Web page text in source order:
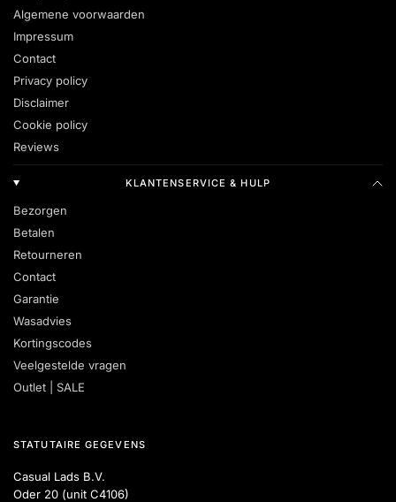
Algemene voorwaarden
Impressum
Contact
Privacy policy
Disclaimer
Cookie policy
Reviews
KLANTENSERVICE & HULP
Bezorgen
Betalen
Retourneren
Contact
Garantie
Wasadvies
Kortingscodes
Veelgestelde vragen
Outlet | SALE
STATUTAIRE GEGEVENS
Casual Lads B.V.
Oder 20 (unit C4106)